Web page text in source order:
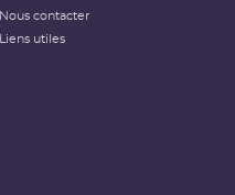
Nous contacter
Liens utiles